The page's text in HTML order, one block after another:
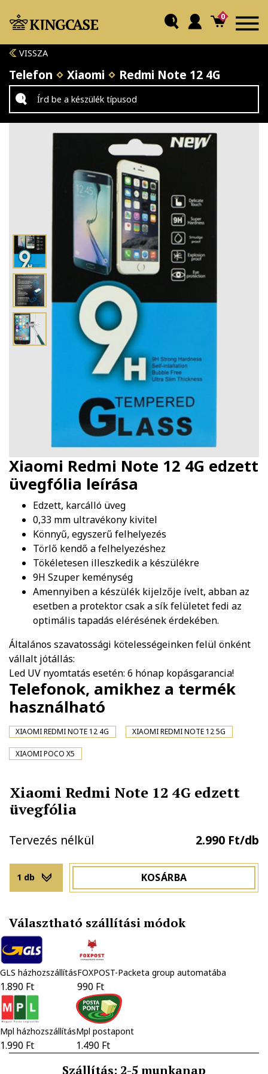
0
VISSZA
Telefon Xiaomi Redmi Note 12 4G
Xiaomi Redmi Note 12 4G edzett
üvegfólia leírása
Edzett, karcálló üveg
0,33 mm ultravékony kivitel
Könnyű, egyszerű felhelyezés
Törlő kendő a felhelyezéshez
Tökéletesen illeszkedik a készülékre
9H Szuper keménység
Amennyiben a készülék kijelzője ívelt, abban az
esetben a protektor csak a sík felületet fedi az
optimális tapadás elérésének érdekében.
Általános szavatossági kötelességeinken felül önként
vállalt jótállás:
Led UV nyomtatás esetén: 6 hónap kopásgarancia!
Telefonok, amikhez a termék
használható
XIAOMI REDMI NOTE 12 4G XIAOMI REDMI NOTE 12 5G
XIAOMI POCO X5
Xiaomi Redmi Note 12 4G edzett
üvegfólia
Tervezés nélkül 2.990 Ft/db
1 db KOSÁRBA
Választható szállítási módok
GLS házhozszállítás
1.890 Ft
FOXPOST-Packeta group automatába
990 Ft
Mpl házhozszállítás
1.990 Ft
Mpl postapont
1.490 Ft
Szállítás: 2-5 munkanap